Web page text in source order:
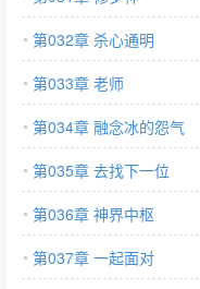
第032章 杀心通明
第033章 老师
第034章 融念冰的怨气
第035章 去找下一位
第036章 神界中枢
第037章 一起面对